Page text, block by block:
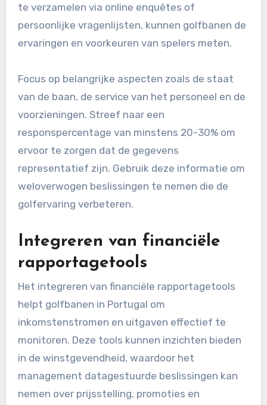
te verzamelen via online enquêtes of
persoonlijke vragenlijsten, kunnen golfbanen de
ervaringen en voorkeuren van spelers meten.
Focus op belangrijke aspecten zoals de staat
van de baan, de service van het personeel en de
voorzieningen. Streef naar een
responspercentage van minstens 20-30% om
ervoor te zorgen dat de gegevens
representatief zijn. Gebruik deze informatie om
weloverwogen beslissingen te nemen die de
golfervaring verbeteren.
Integreren van financiële
rapportagetools
Het integreren van financiële rapportagetools
helpt golfbanen in Portugal om
inkomstenstromen en uitgaven effectief te
monitoren. Deze tools kunnen inzichten bieden
in de winstgevendheid, waardoor het
management datagestuurde beslissingen kan
nemen over prijsstelling, promoties en